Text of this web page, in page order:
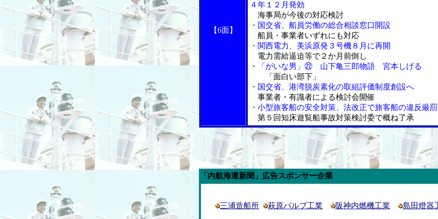
【6面】
４年１２月発効
海事局が今後の対応検討
・国交省、船員労働の総合相談窓口開設
船員・事業者いずれにも対応
・関西電力、美浜原発３号機８月に再開
電力需給逼迫等で２か月前倒し
・「がいな男」㉒ 山下亀三郎物語 宮本しげる
「面白い部下」
・国交省、港湾脱炭素化の取組評価制度創設へ
事業者・有識者による検討会開催
・小型旅客船の安全対策、法改正で旅客船の違反厳
第５回知床遊覧船事故対策検討委で概ね了承
今週の「内航海運新聞」広告スポンサー企業
三浦造船所 萩原バルブ工業 阪神内燃機工業 島田燈器